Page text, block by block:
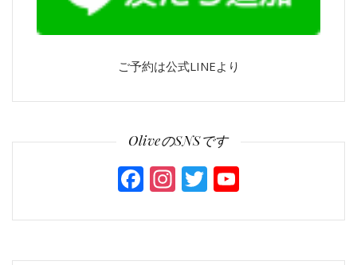
ご予約は公式LINEより
OliveのSNSです
Facebook
Instagram
Twitter